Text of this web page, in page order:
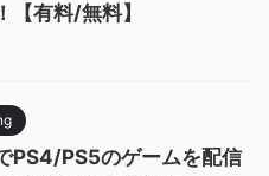
【有料/無料】
PS4/PS5のゲームを配信